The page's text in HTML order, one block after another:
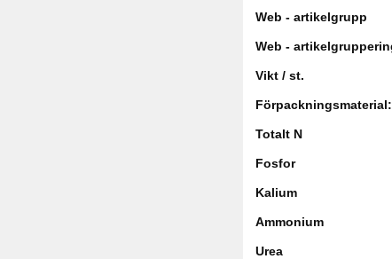
Web - artikelgrupp
Web -
Vikt / st.
Förpackningsmaterial:
Totalt N
Fosfor
Kalium
Ammonium
Urea